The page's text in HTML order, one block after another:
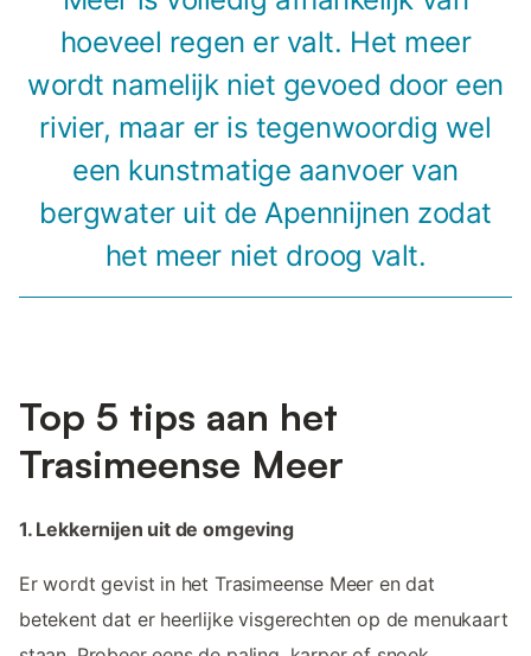
hoeveel regen er valt. Het meer
wordt namelijk niet gevoed door een
rivier, maar er is tegenwoordig wel
een kunstmatige aanvoer van
bergwater uit de Apennijnen zodat
het meer niet droog valt.
Top 5 tips aan het
Trasimeense Meer
1. Lekkernijen uit de omgeving
Er wordt gevist in het Trasimeense Meer en dat
betekent dat er heerlijke visgerechten op de menukaart